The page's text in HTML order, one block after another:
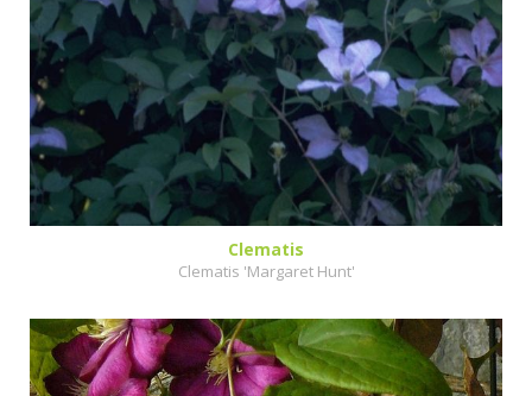
Clematis
Clematis 'Margaret Hunt'